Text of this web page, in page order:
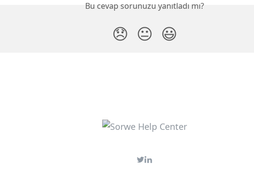
Bu cevap sorunuzu yanıtladı mı?
😞 😐 😃